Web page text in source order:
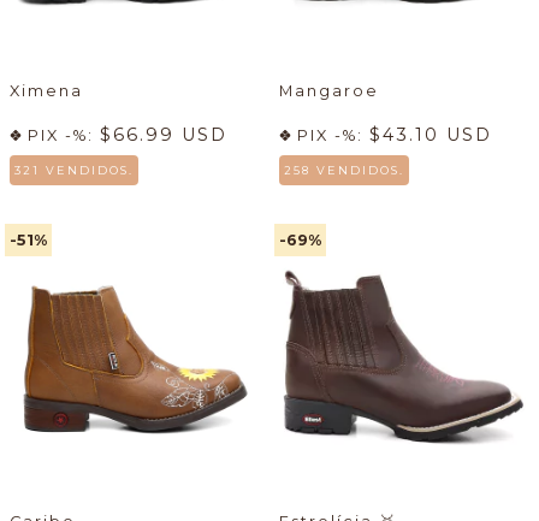
Ximena
PIX -%: $66.99 USD
321 VENDIDOS.
Mangaroe
PIX -%: $43.10 USD
258 VENDIDOS.
-51% -69%